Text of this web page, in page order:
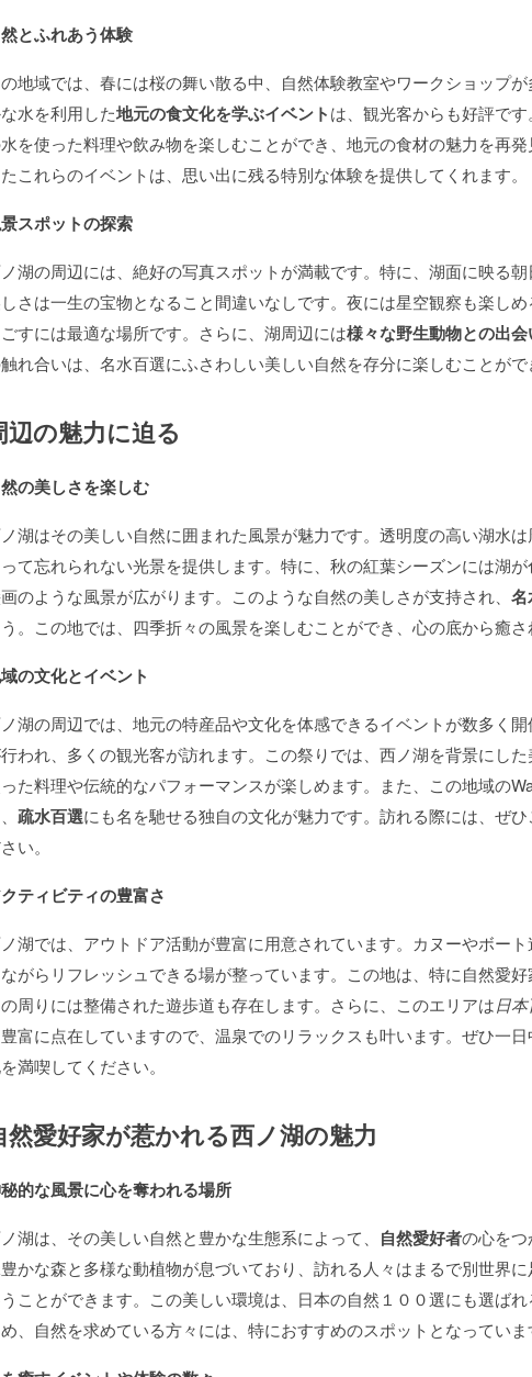
とふれあう体験
地域では、春には桜の舞い散る中、自然体験教室やワークショップ
水を利用した地元の食文化を学ぶイベントは、観光客からも好評で
を使った料理や飲み物を楽しむことができ、地元の食材の魅力を再
これらのイベントは、思い出に残る特別な体験を提供してくれます。
スポットの探索
湖の周辺には、絶好の写真スポットが満載です。特に、湖面に映る
さは一生の宝物となること間違いなしです。夜には星空観察も楽し
すには最適な場所です。さらに、湖周辺には様々な野生動物との出
れ合いは、名水百選にふさわしい美しい自然を存分に楽しむことがで
辺の魅力に迫る
の美しさを楽しむ
湖はその美しい自然に囲まれた風景が魅力です。透明度の高い湖水
て忘れられない光景を提供します。特に、秋の紅葉シーズンには湖
のような風景が広がります。このような自然の美しさが支持され、 名
。この地では、四季折々の風景を楽しむことができ、心の底から癒さ
の文化とイベント
湖の周辺では、地元の特産品や文化を体感できるイベントが数多く
われ、多くの観光客が訪れます。この祭りでは、西ノ湖を背景にし
た料理や伝統的なパフォーマンスが楽しめます。また、この地域の
疏水百選にも名を馳せる独自の文化が魅力です。訪れる際には、ぜ
い。
ティビティの豊富さ
湖では、アウトドア活動が豊富に用意されています。カヌーやボー
がらリフレッシュできる場が整っています。この地は、特に自然愛好
周りには整備された遊歩道も存在します。さらに、このエリアは日
富に点在していますので、温泉でのリラックスも叶います。ぜひ一
満喫してください。
然愛好家が惹かれる西ノ湖の魅力
的な風景に心を奪われる場所
湖は、その美しい自然と豊かな生態系によって、 自然愛好者の心をつ
かな森と多様な動植物が息づいており、訪れる人々はまるで別世界
ことができます。この美しい環境は、日本の自然１００選にも選ば
、自然を求めている方々には、特におすすめのスポットとなっていま